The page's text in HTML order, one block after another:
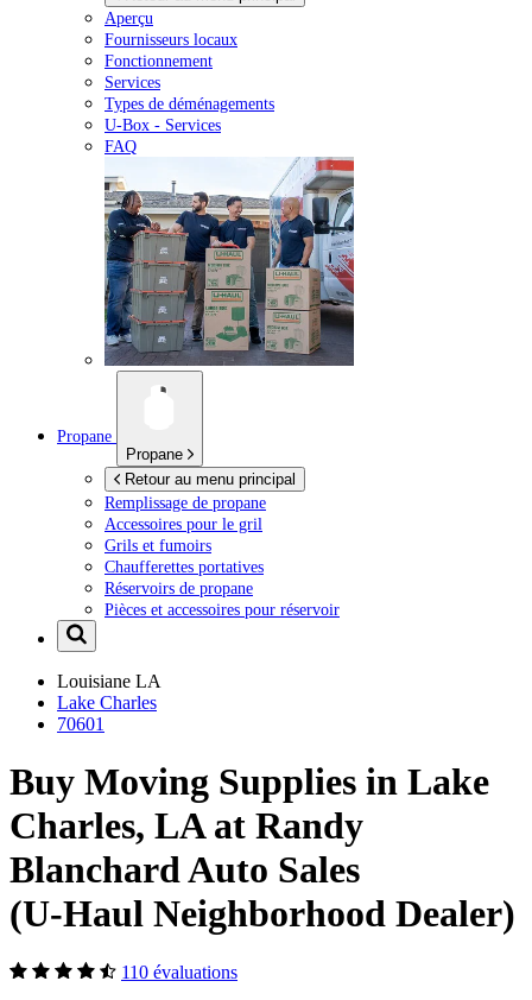
Aperçu
Fournisseurs locaux
Fonctionnement
Services
Types de déménagements
U-Box - Services
FAQ
Propane
Propane
Retour au menu principal
Remplissage de propane
Accessoires pour le gril
Grils et fumoirs
Chaufferettes portatives
Réservoirs de propane
Pièces et accessoires pour réservoir
Louisiane LA
Lake Charles
70601
Buy Moving Supplies in Lake
Charles, LA at Randy
Blanchard Auto Sales
(U-Haul Neighborhood Dealer)
110 évaluations